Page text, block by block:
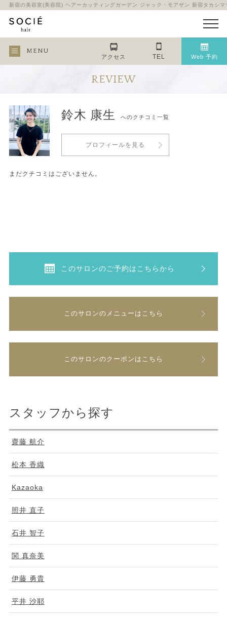
新宿の美容室(美容院) ヘアーカッティングガーデン ジャック・モアザン 新宿タカシ
MENU
アクセス TEL Web 予約
REVIEW
スタッフから探す
齋藤 航介
松本 香織
Kazaoka
照井 直子
石井 智子
関 真奈美
伊藤 勇貴
平井 沙耶
鈴木 康生 へのクチコミ一覧
プロフィールを見る
まだクチコミはございません。
このサロンのご予約はこちらから
このサロンのメニューはこちら
このサロンのクーポンはこちら